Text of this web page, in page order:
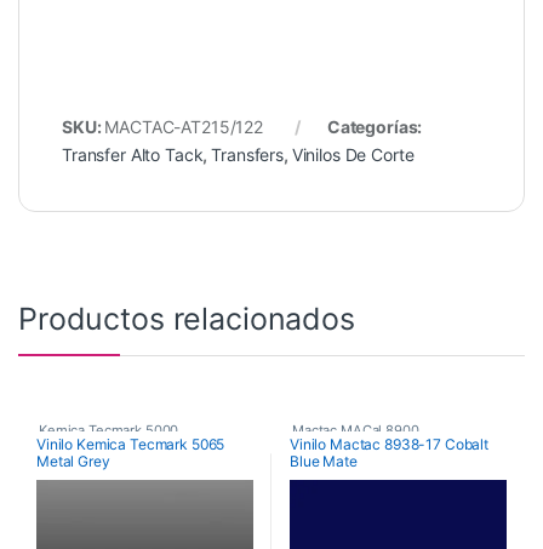
SKU: MACTAC-AT215/122
Categorías:
Transfer Alto Tack,Transfers, Vinilos De Corte
Productos relacionados
Kemica Tecmark 5000
Poliméricos
Vinilo Kemica Tecmark 5065
Metal Grey
Mactac MACal 8900
Monoméricos
Vinilo Mactac 8938-17 Cobalt
Blue Mate